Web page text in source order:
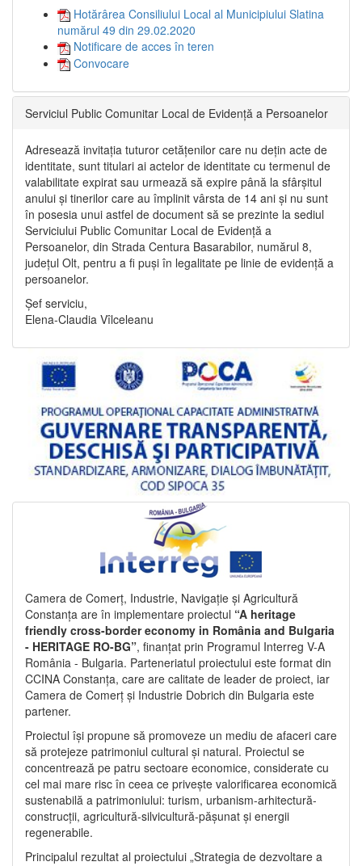
Hotărârea Consiliului Local al Municipiului Slatina
numărul 49 din 29.02.2020
Notificare de acces în teren
Convocare
Serviciul Public Comunitar Local de Evidență a Persoanelor
Adresează invitația tuturor cetățenilor care nu dețin acte de
identitate, sunt titulari ai actelor de identitate cu termenul de
valabilitate expirat sau urmează să expire până la sfârșitul
anului și tinerilor care au împlinit vârsta de 14 ani și nu sunt
în posesia unui astfel de document să se prezinte la sediul
Serviciului Public Comunitar Local de Evidență a
Persoanelor, din Strada Centura Basarabilor, numărul 8,
județul Olt, pentru a fi puși în legalitate pe linie de evidență a
persoanelor.
Șef serviciu,
Elena-Claudia Vîlceleanu
Camera de Comerț, Industrie, Navigație și Agricultură
Constanța are în implementare proiectul “A heritage
friendly cross-border economy in România and Bulgaria
- HERITAGE RO-BG”, finanțat prin Programul Interreg V-A
România - Bulgaria. Parteneriatul proiectului este format din
CCINA Constanța, care are calitate de leader de proiect, iar
Camera de Comerț și Industrie Dobrich din Bulgaria este
partener.
Proiectul își propune să promoveze un mediu de afaceri care
să protejeze patrimoniul cultural și natural. Proiectul se
concentrează pe patru sectoare economice, considerate cu
cel mai mare risc în ceea ce privește valorificarea economică
sustenabilă a patrimoniului: turism, urbanism-arhitectură-
construcții, agricultură-silvicultură-pășunat și energii
regenerabile.
Principalul rezultat al proiectului „Strategia de dezvoltare a